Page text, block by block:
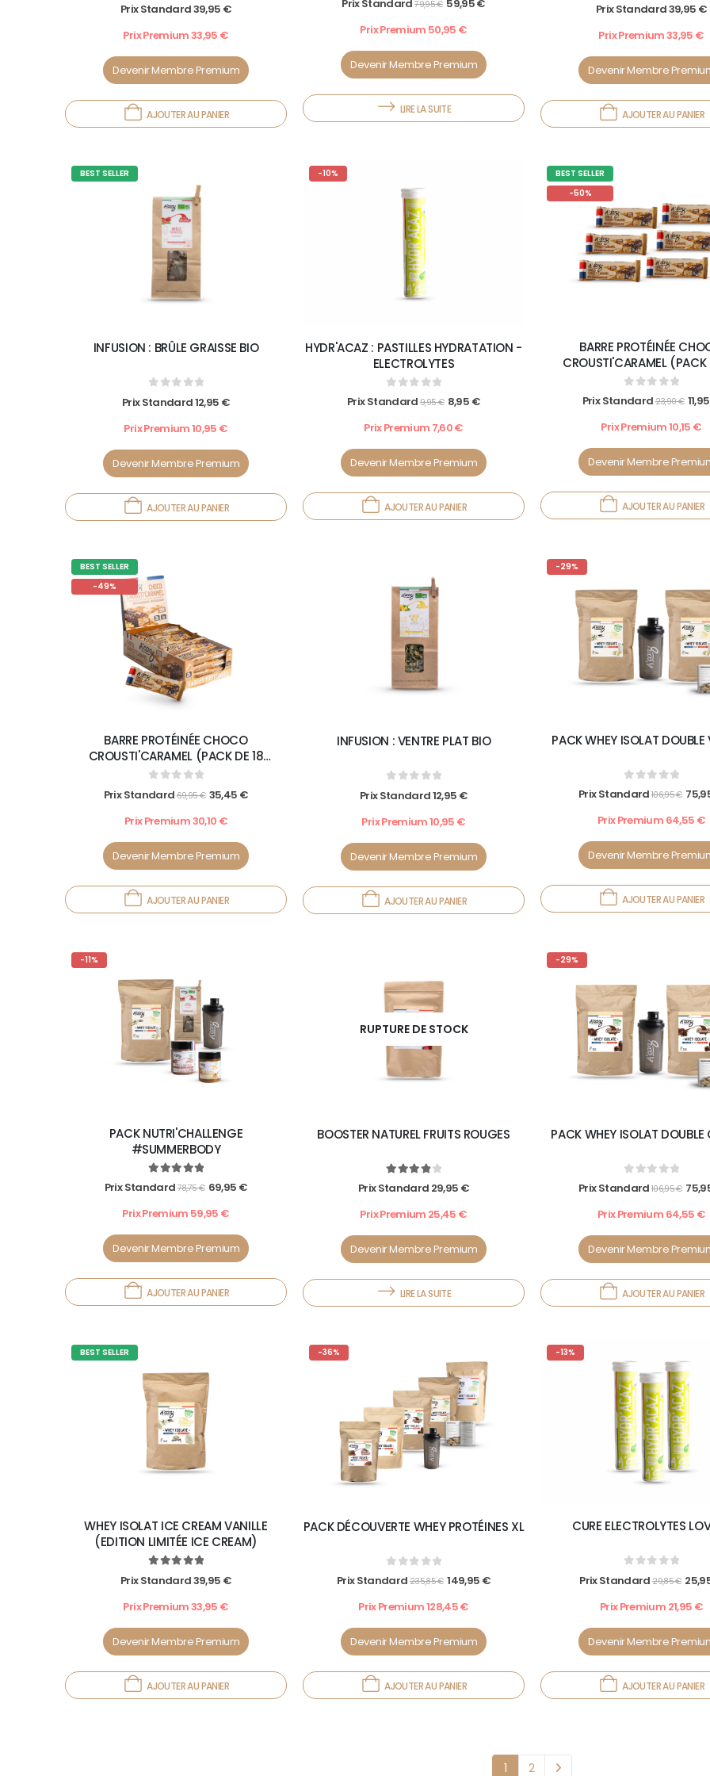
5.00 out of 5
Prix Standard39,95 €
Prix Premium33,95 €
Devenir Membre Premium
AJOUTER AU PANIER
Prix Standard79,95€ 59,95€
Prix Premium 50,95 €
Devenir Membre Premium
LIRE LA SUITE
Prix Standard39,95 €
Prix Premium33,95 €
Devenir Membre
AJOUTER AU PANIER
BEST SELLER
INFUSION : BRÛLE GRAISSE BIO
Prix Standard12,95 €
Prix Premium10,95 €
Devenir Membre Premium
AJOUTER AU PANIER
-10%
HYDR'ACAZ : PASTILLES HYDRATATION -
ELECTROLYTES
out of 5
Prix Standard9,95€ 8,95 €
Prix Premium 7,60€
Devenir Membre Premium
AJOUTER AU PANIER
BEST SELLER
-50%
BARRE PROTÉINÉE
CROUSTI'CARAMEL
out of 5
Prix Standard23,90€ 11,95
Prix Premium10,15 €
Devenir Membre
AJOUTER AU PANIER
BEST SELLER
-49%
BARRE PROTÉINÉE CHOCO
CROUSTI'CARAMEL (PACK DE 18
BARRES)
Prix Standard69,95€ 35,45 €
Prix Premium30,10 €
Devenir Membre Premium
AJOUTER AU PANIER
INFUSION : VENTRE PLAT BIO
Prix Standard12,95 €
Prix Premium10,95 €
Devenir Membre Premium
AJOUTER AU PANIER
-29%
PACK WHEY ISOLAT DOUBLE
0 out of 5
Prix Standard106,95€
Prix Premium 64,55 €
Devenir Membre
AJOUTER AU PANIER
-11%
PACK NUTRI'CHALLENGE
#SUMMERBODY
5.00 out of 5
Prix Standard78,75€ 69,95 €
Prix Premium 59,95 €
Devenir Membre Premium
AJOUTER AU PANIER
RUPTURE DE STOCK
BOOSTER NATUREL FRUITS ROUGES
4.00 out of 5
Prix Standard 29,95 €
Prix Premium 25,45 €
Devenir Membre Premium
LIRE LA SUITE
-29%
PACK WHEY ISOLAT
Prix Standard106,95€
Prix Premium 64,55 €
Devenir Membre
AJOUTER AU PANIER
BEST SELLER
WHEY ISOLAT ICE CREAM VANILLE
(EDITION LIMITÉE ICE CREAM)
Prix Standard39,95 €
Prix Premium33,95 €
Devenir Membre Premium
AJOUTER AU PANIER
-36%
PACK DÉCOUVERTE WHEY PROTÉINES XL
0 out of 5
Prix Standard 235,85€ 149,95 €
Prix Premium128,45€
Devenir Membre Premium
AJOUTER AU PANIER
-13%
CURE ELECTROLYTES
Prix Standard29,85€
Prix Premium 21,95 €
Devenir Membre
AJOUTER AU PANIER
1 2